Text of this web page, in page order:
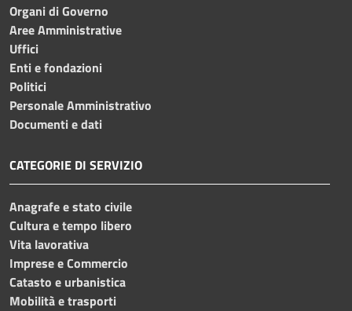
Organi di Governo
Aree Amministrative
Uffici
Enti e fondazioni
Politici
Personale Amministrativo
Documenti e dati
CATEGORIE DI SERVIZIO
Anagrafe e stato civile
Cultura e tempo libero
Vita lavorativa
Imprese e Commercio
Catasto e urbanistica
Mobilità e trasporti